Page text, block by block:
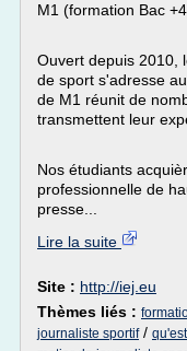
M1 (formation Bac
Ouvert depuis 2010,
de sport s'adresse
de M1 réunit de
transmettent leur
Nos étudiants
professionnelle de
presse...
Lire la suite
Site : http://iej.eu
Thèmes liés :
journaliste sportif/